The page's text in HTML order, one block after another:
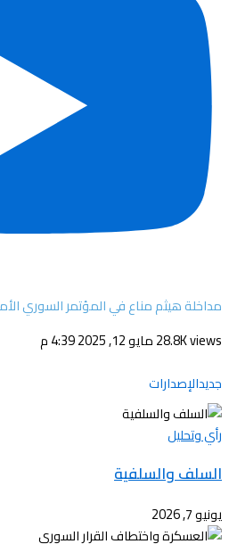
مداخلة هيثم مناع في المؤتمر السوري
28.8K viewsمايو 12, 2025 4:39 م
جديدالإصدارات
رأي وتحليل
السلف والسلفية
يونيو 7, 2026